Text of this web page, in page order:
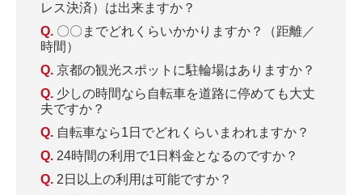
レス決済）は出来ますか？
〇〇までどれくらいかかりますか？（距離／
時間）
京都の観光スポットに駐輪場はありますか？
少しの時間なら自転車を道路に停めても大丈
夫ですか？
自転車なら1日でどれくらいまわれますか？
24時間の利用で1日料金となるのですか？
2日以上の利用は可能ですか？